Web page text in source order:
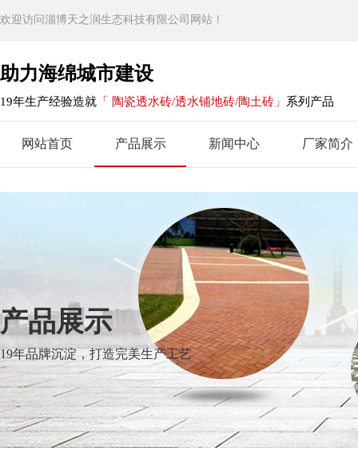
欢迎访问淄博天之润生态科技有限公司网站！
助力海绵城市建设
19年生产经验造就 「 陶瓷透水砖/透水铺地砖/陶土砖」 系列产品
网站首页 产品展示 新闻中心 厂家简介
产品展示
19年品牌沉淀，打造完美生产工艺